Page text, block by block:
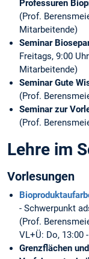
Professuren
(Prof.
Mitarbeitende)
Seminar
Freitags, 9:00
Mitarbeitende)
Seminar Gute
(Prof.
Seminar zur
(Prof.
Lehre im
Vorlesungen
- Schwerpunkt
(Prof.
VL+Ü: Do, 13:00
Grenzflächen